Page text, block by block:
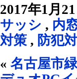
2017年1月
サッシ , 内
対策 , 防犯
« 名古屋市